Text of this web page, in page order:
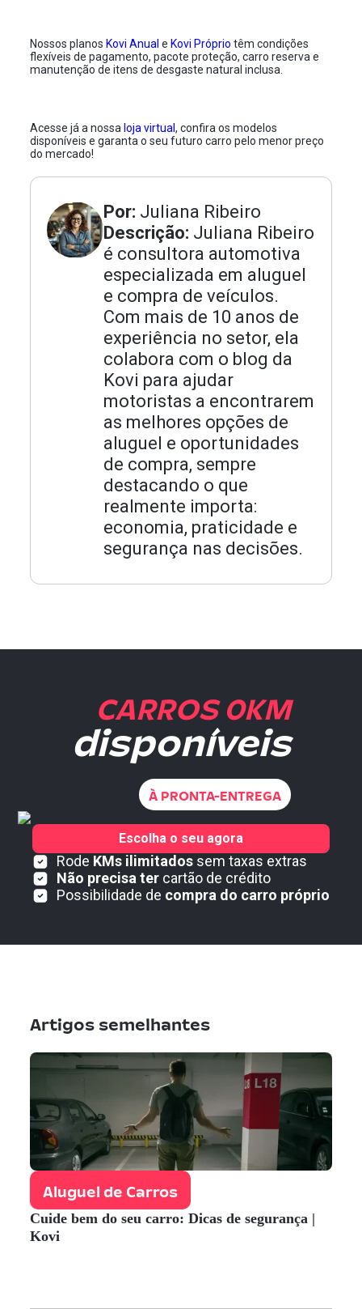
Nossos planos Kovi Anual e Kovi Próprio têm condições
flexíveis de pagamento, pacote proteção, carro reserva e
manutenção de itens de desgaste natural inclusa.
Acesse já a nossa loja virtual, confira os modelos
disponíveis e garanta o seu futuro carro pelo menor preço
do mercado!
Por: Juliana Ribeiro
Descrição: Juliana Ribeiro
é consultora automotiva
especializada em aluguel
e compra de veículos.
Com mais de 10 anos de
experiência no setor, ela
colabora com o blog da
Kovi para ajudar
motoristas a encontrarem
as melhores opções de
aluguel e oportunidades
de compra, sempre
destacando o que
realmente importa:
economia, praticidade e
segurança nas decisões.
CARROS 0KM
disponíveis
À PRONTA-ENTREGA
Rode KMs ilimitados sem taxas extras
Não precisa ter cartão de crédito
Possibilidade de compra do carro próprio
Escolha o seu agora
Artigos semelhantes
Aluguel de Carros
Cuide bem do seu carro: Dicas de segurança |
Kovi